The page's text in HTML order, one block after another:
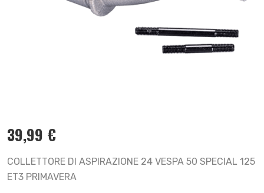
39,99 €
COLLETTORE DI ASPIRAZIONE 24 VESPA 50 SPECIAL 125
ET3 PRIMAVERA